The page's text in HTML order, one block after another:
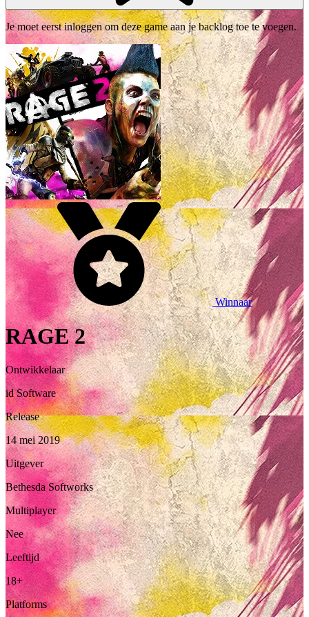
Je moet eerst inloggen om deze game aan je backlog toe te voegen.
Winnaar
RAGE 2
Ontwikkelaar
id Software
Release
14 mei 2019
Uitgever
Bethesda Softworks
Multiplayer
Nee
Leeftijd
18+
Platforms